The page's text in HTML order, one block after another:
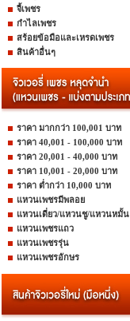
จี้เพชร
กำไลเพชร
สร้อยข้อมือและเหรดเพชร
สินค้าอื่นๆ
ราคา มากกว่า 100,001 บาท
ราคา 40,001 - 100,000 บาท
ราคา 20,001 - 40,000 บาท
ราคา 10,001 - 20,000 บาท
ราคา ต่ำกว่า 10,000 บาท
แหวนเพชรมีพลอย
แหวนเดี่ยว/แหวนชู/แหวนหมั้น
แหวนเพชรแถว
แหวนเพชรรุ่น
แหวนเพชรอักษร